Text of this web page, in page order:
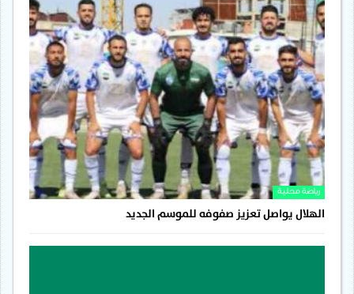
رياضة محلية
الهلال يواصل تعزيز صفوفه للموسم الجديد